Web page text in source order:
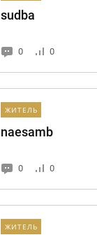
sudba
0 0
ЖИТЕЛЬ
naesamb
0 0
ЖИТЕЛЬ